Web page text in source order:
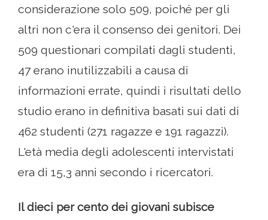
considerazione solo 509, poiché per gli
altri non c'era il consenso dei genitori. Dei
509 questionari compilati dagli studenti,
47 erano inutilizzabili a causa di
informazioni errate, quindi i risultati dello
studio erano in definitiva basati sui dati di
462 studenti (271 ragazze e 191 ragazzi).
L'età media degli adolescenti intervistati
era di 15,3 anni secondo i ricercatori.
Il dieci per cento dei giovani subisce